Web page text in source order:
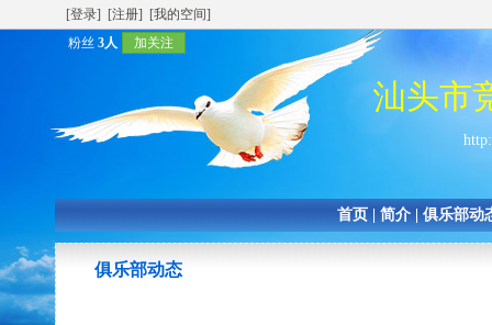
[登录] [注册]
[我的空间]
粉丝 3人 加关注
汕头市
首页 简介 俱乐部动
俱乐部动态